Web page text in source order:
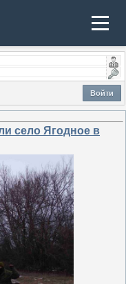
Войти
село Ягодное в